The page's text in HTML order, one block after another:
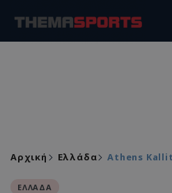
Αρχική Ελλάδα Athens
ΕΛΛΑΔΑ